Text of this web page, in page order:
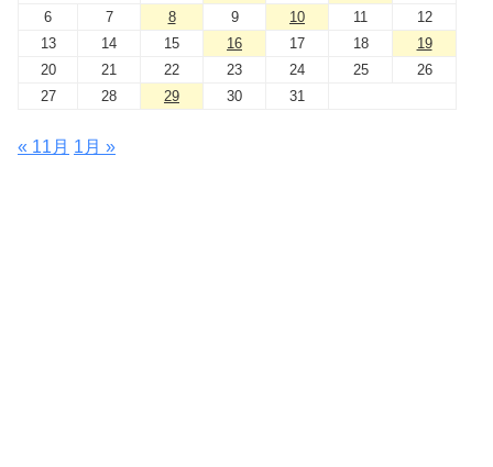
6
7 8 9 10 11
12
13
14 15 16 17 18
19
20
21 22 23 24 25
26
27
28 29 30 31
« 11月 1月 »